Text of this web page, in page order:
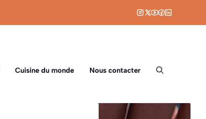
Cuisine du monde Nous contacter